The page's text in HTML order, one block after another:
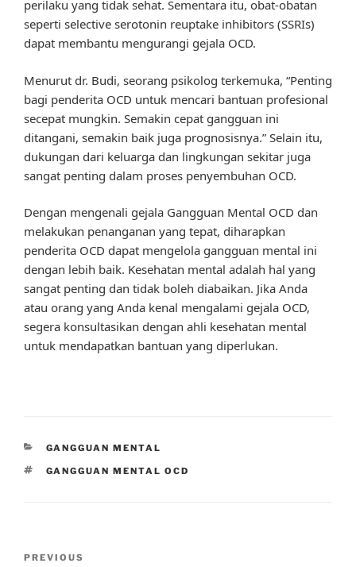
perilaku yang tidak sehat. Sementara itu, obat-obatan
seperti selective serotonin reuptake inhibitors (SSRIs)
dapat membantu mengurangi gejala OCD.
Menurut dr. Budi, seorang psikolog terkemuka, “Penting
bagi penderita OCD untuk mencari bantuan profesional
secepat mungkin. Semakin cepat gangguan ini
ditangani, semakin baik juga prognosisnya.” Selain itu,
dukungan dari keluarga dan lingkungan sekitar juga
sangat penting dalam proses penyembuhan OCD.
Dengan mengenali gejala Gangguan Mental OCD dan
melakukan penanganan yang tepat, diharapkan
penderita OCD dapat mengelola gangguan mental ini
dengan lebih baik. Kesehatan mental adalah hal yang
sangat penting dan tidak boleh diabaikan. Jika Anda
atau orang yang Anda kenal mengalami gejala OCD,
segera konsultasikan dengan ahli kesehatan mental
untuk mendapatkan bantuan yang diperlukan.
CATEGORIES
GANGGUAN MENTAL
TAGS
GANGGUAN MENTAL OCD
Previous
PREVIOUS